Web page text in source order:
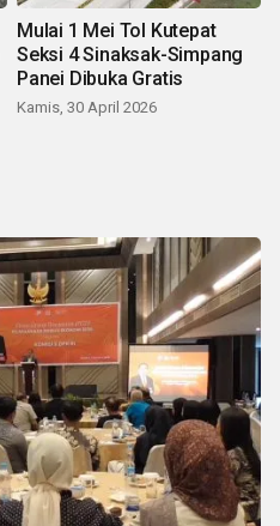
Mulai 1 Mei Tol Kutepat
Seksi 4 Sinaksak-Simpang
Panei Dibuka Gratis
Kamis, 30 April 2026